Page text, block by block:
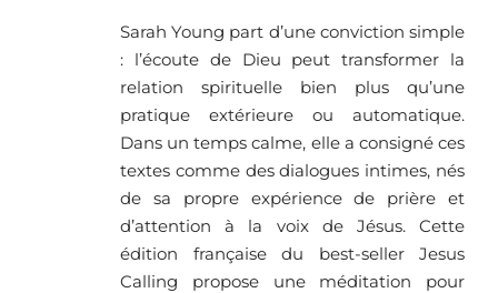
Sarah Young part d’une conviction simple
: l’écoute de Dieu peut transformer la
relation spirituelle bien plus qu’une
pratique extérieure ou automatique.
Dans un temps calme, elle a consigné ces
textes comme des dialogues intimes, nés
de sa propre expérience de prière et
d’attention à la voix de Jésus. Cette
édition française du best-seller Jesus
Calling propose une méditation pour